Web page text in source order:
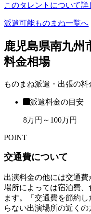
このタレントについて詳
派遣可能ものまね一覧へ
鹿児島県南九州
料金相場
ものまね派遣・出張の料
派遣料金の目安
8万円～100万円
POINT
交通費について
出演料金の他には交通費
場所によっては宿泊費
ます。「交通費を節約
らない出演場所の近くの